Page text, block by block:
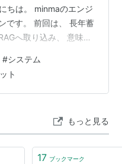
ちは。 minmaのエンジ
です。 前回は、 長年蓄
へ取り込み、 意味の
しました。 今回は、 そ
断に十分かを評価し、
がら、 次のTodoを考え
#システム
ト
もっと見る
17 ブックマーク